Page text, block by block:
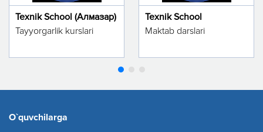
Texnik School (Алмазар)
Tayyorgarlik kurslari
Texnik School
Maktab darslari
O`quvchilarga